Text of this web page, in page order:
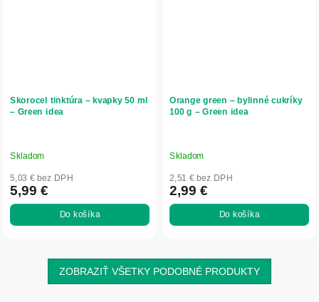
Skorocel tinktúra – kvapky 50 ml
– Green idea
Skladom
5,03 € bez DPH
5,99 €
Do košíka
Orange green – bylinné cukríky
100 g – Green idea
Skladom
2,51 € bez DPH
2,99 €
Do košíka
ZOBRAZIŤ VŠETKY PODOBNÉ PRODUKTY